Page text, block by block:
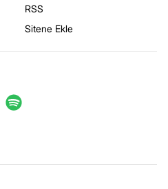
RSS
Sitene Ekle